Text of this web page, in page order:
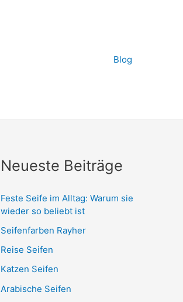
Blog
Neueste Beiträge
Feste Seife im Alltag: Warum sie
wieder so beliebt ist
Seifenfarben Rayher
Reise Seifen
Katzen Seifen
Arabische Seifen